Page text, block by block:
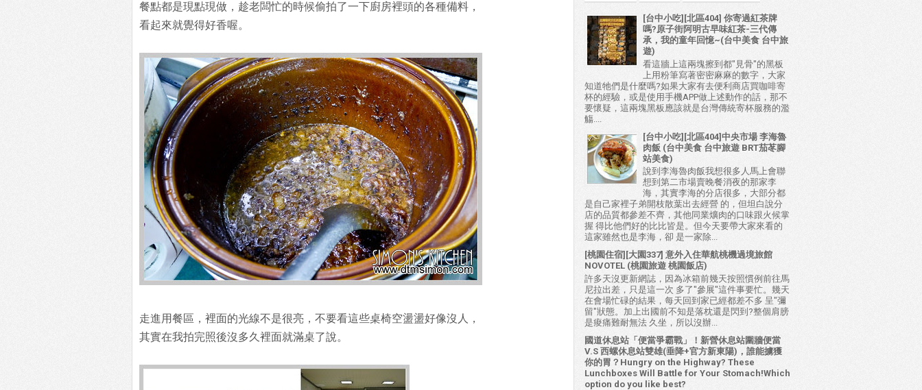
餐點都是現點現做，趁老闆忙的時候偷拍了一下廚房裡頭的各種備料，
看起來就覺得好香喔。
走進用餐區，裡面的光線不是很亮，不要看這些桌椅空盪盪好像沒人，
其實在我拍完照後沒多久裡面就滿桌了說。
[台中小吃][北區404] 你寄過紅茶牌
嗎?原子街阿明古早味紅茶-三代傳
承，我的童年回憶~(台中美食 台中旅
遊)
看這牆上這兩塊擦到都"見骨"的黑板
上用粉筆寫著密密麻麻的數字，大家
知道牠們是什麼嗎?如果大家有去便利商店買咖啡寄
杯的經驗，或是使用手機APP做上述動作的話，那不
要懷疑，這兩塊黑板應該就是台灣傳統寄杯服務的濫
觴....
[台中小吃][北區404]中央市場 李海魯
肉飯 (台中美食 台中旅遊 BRT茄苳腳
站美食)
說到李海魯肉飯我想很多人馬上會聯
想到第二市場賣晚餐消夜的那家李
海，其實李海的分店很多，大部分都
是自己家裡子弟開枝散葉出去經營 的，但坦白說分
店的品質都參差不齊，其他同業爌肉的口味跟火候掌
握 得比他們好的比比皆是。但今天要帶大家來看的
這家雖然也是李海，卻 是一家除...
[桃園住宿][大園337] 意外入住華航桃機過境旅館
NOVOTEL (桃園旅遊 桃園飯店)
許多天沒更新網誌，因為冰箱前幾天按照慣例前往馬
尼拉出差，只是這一次 多了"參展"這件事要忙。幾天
在會場忙碌的結果，每天回到家已經都差不多 呈"彌
留"狀態。加上出國前不知是落枕還是閃到?整個肩膀
是痠痛難耐無法 久坐，所以沒辦...
國道休息站「便當爭霸戰」！新營休息站圍牆便當
V.S 西螺休息站雙雄(垂降+官方新東陽)，誰能擄獲
你的胃？Hungry on the Highway? These
Lunchboxes Will Battle for Your Stomach!Which
option do you like best?